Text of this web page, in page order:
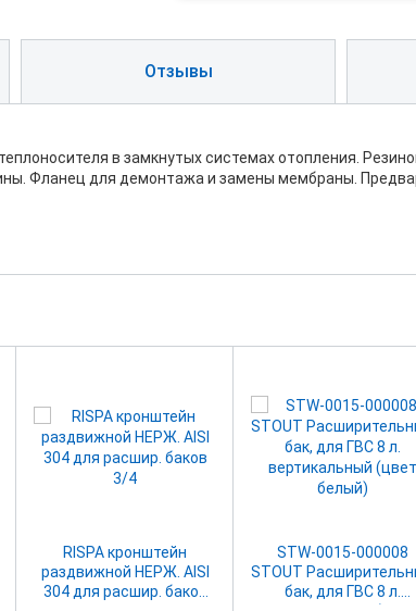
Отзывы
в замкнутых системах отопления.
Фланец для демонтажа и замены мембраны.
RISPA кронштейн
раздвижной НЕРЖ. AISI
304 для расшир. баков
STW-0015-000008
STOUT
бак, для ГВС 8 л.